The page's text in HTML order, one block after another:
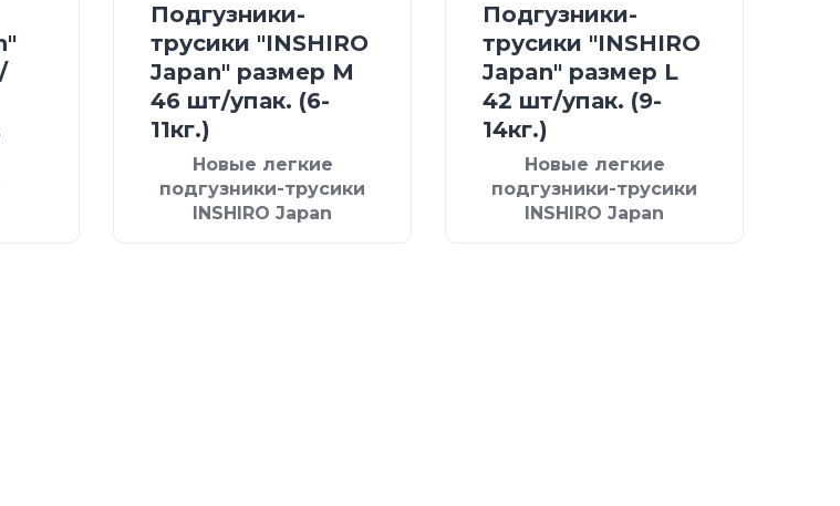
Подгузники-
трусики "INSHIRO
Japan" размер М
46 шт/упак. (6-
11кг.)
Новые легкие
подгузники-трусики
INSHIRO Japan
Подгузники-
трусики "INSHIRO
Japan" размер L
42 шт/упак. (9-
14кг.)
Новые легкие
подгузники-трусики
INSHIRO Japan